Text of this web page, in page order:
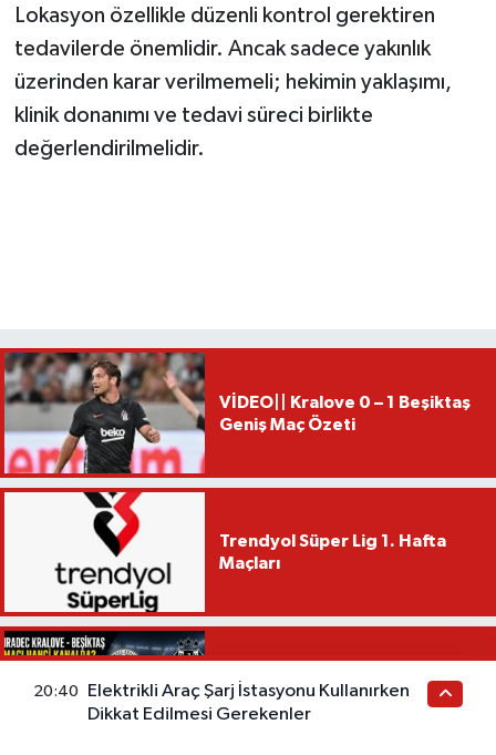
Lokasyon özellikle düzenli kontrol gerektiren
tedavilerde önemlidir. Ancak sadece yakınlık
üzerinden karar verilmemeli; hekimin yaklaşımı,
klinik donanımı ve tedavi süreci birlikte
değerlendirilmelidir.
VİDEO|| Kralove 0 – 1 Beşiktaş
Geniş Maç Özeti
Trendyol Süper Lig 1. Hafta
Maçları
Hangi Kanalda? Bugün Saat
Kaçta? Maçı Nasıl İzleriz?
20:40
Elektrikli Araç Şarj İstasyonu Kullanırken
Dikkat Edilmesi Gerekenler